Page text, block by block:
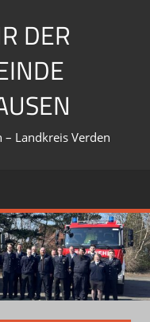
DER
– Landkreis Verden